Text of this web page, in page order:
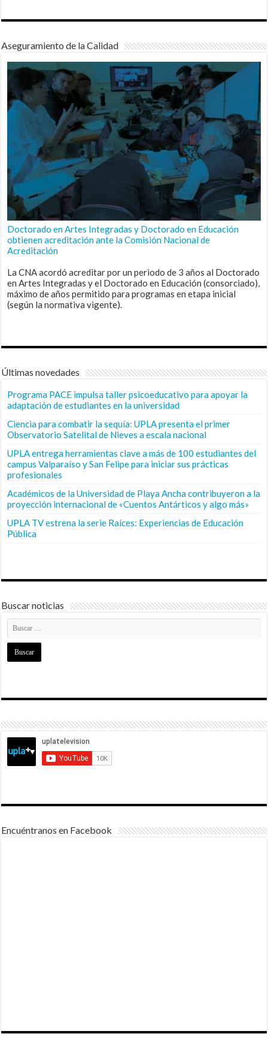
Aseguramiento de la Calidad
Doctorado en Artes Integradas y Doctorado en Educación
obtienen acreditación ante la Comisión Nacional de
Acreditación
La CNA acordó acreditar por un periodo de 3 años al Doctorado
en Artes Integradas y el Doctorado en Educación (consorciado),
máximo de años permitido para programas en etapa inicial
(según la normativa vigente).
Últimas novedades
Programa PACE impulsa taller psicoeducativo para apoyar la
adaptación de estudiantes en la universidad
Ciencia para combatir la sequía: UPLA presenta el primer
Observatorio Satelital de Nieves a escala nacional
UPLA entrega herramientas clave a más de 100 estudiantes del
campus Valparaíso y San Felipe para iniciar sus prácticas
profesionales
Académicos de la Universidad de Playa Ancha contribuyeron a la
proyección internacional de «Cuentos Antárticos y algo más»
UPLA TV estrena la serie Raíces: Experiencias de Educación
Pública
Buscar noticias
Encuéntranos en Facebook